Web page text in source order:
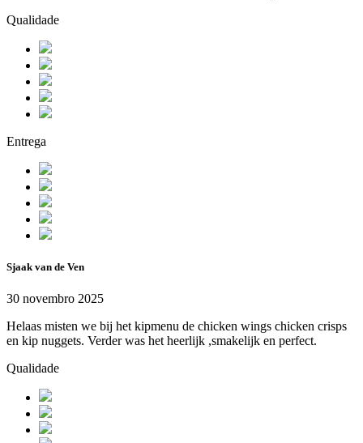
Qualidade
Entrega
Sjaak van de Ven
30 novembro 2025
Helaas misten we bij het kipmenu de chicken wings chicken crisps
en kip nuggets. Verder was het heerlijk ,smakelijk en perfect.
Qualidade